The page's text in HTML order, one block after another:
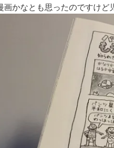
画かなとも思ったのですけど